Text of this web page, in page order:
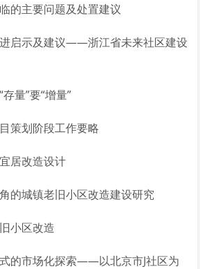
的主要问题及处置建议
启示及建议——浙江省未来社区建设
量”要“增量”
策划阶段工作要略
居改造设计
的城镇老旧小区改造建设研究
小区改造
的市场化探索——以北京市J社区为